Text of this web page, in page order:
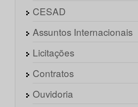
CESAD
Assuntos Internacionais
Licitações
Contratos
Ouvidoria